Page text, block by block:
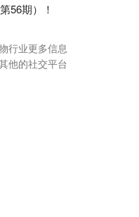
56期）！
行业更多信息
他的社交平台